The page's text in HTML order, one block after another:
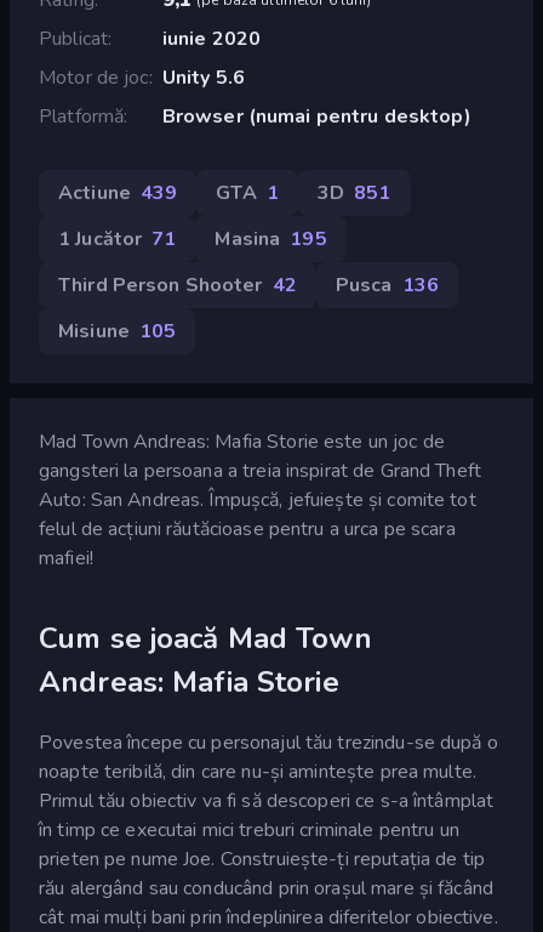
Publicat
iunie 2020
Motor de joc Unity 5.6
Platformă
Browser (numai pentru desktop)
Actiune 439 GTA 1 3D 851
1 Jucător 71 Masina 195
Third Person Shooter 42 Pusca 136
Misiune 105
Mad Town Andreas: Mafia Storie este un joc de
gangsteri la persoana a treia inspirat de Grand Theft
Auto: San Andreas. Împușcă, jefuiește și comite tot
felul de acțiuni răutăcioase pentru a urca pe scara
mafiei!
Cum se joacă Mad Town
Andreas: Mafia Storie
Povestea începe cu personajul tău trezindu-se după o
noapte teribilă, din care nu-și amintește prea multe.
Primul tău obiectiv va fi să descoperi ce s-a întâmplat
în timp ce executai mici treburi criminale pentru un
prieten pe nume Joe. Construiește-ți reputația de tip
rău alergând sau conducând prin orașul mare și făcând
cât mai mulți bani prin îndeplinirea diferitelor obiective.